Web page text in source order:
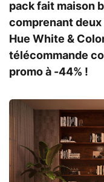
pack fait maison
comprenant
Hue White &
télécommande
promo à -44% !